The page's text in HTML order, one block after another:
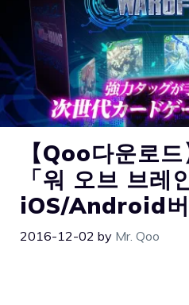
【Qoo다운로
「워 오브 브레
iOS/Android버
2016-12-02 by Mr. Qoo